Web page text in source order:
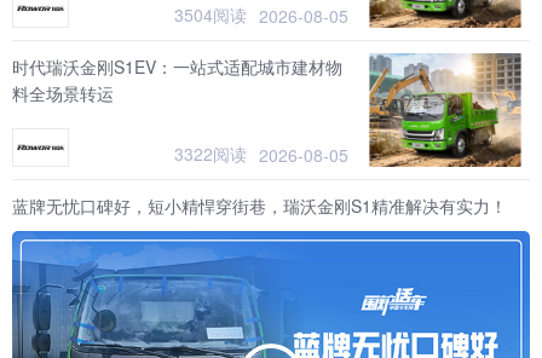
3504阅读 2026-08-05
时代瑞沃金刚S1EV：一站式适配城市建材物
料全场景转运
3322阅读 2026-08-05
蓝牌无忧口碑好，短小精悍穿街巷，瑞沃金刚S1精准解决有实力！